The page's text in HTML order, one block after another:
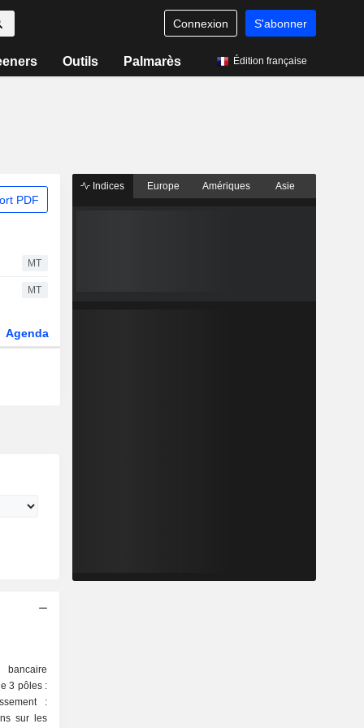
Connexion S'abonner
Outils Palmarès Édition française
PDF
MT
MT
Agenda
3 pôles :
:
sur les
Indices Europe Amériques Asie